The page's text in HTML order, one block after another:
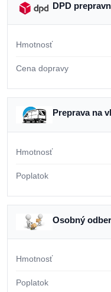
DPD
Hmotnosť
Cena dopravy
Preprava na
Hmotnosť
Poplatok
Osobný
Hmotnosť
Poplatok